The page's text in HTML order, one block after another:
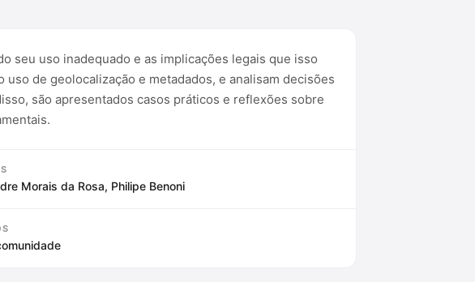
seu uso inadequado e as implicações legais que isso
de geolocalização e metadados, e analisam decisões
são apresentados casos práticos e reflexões sobre
Morais da Rosa, Philipe Benoni